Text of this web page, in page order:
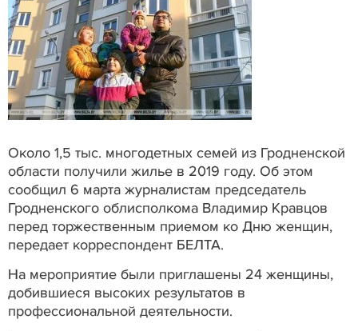
Около 1,5 тыс. многодетных семей из Гродненской
области получили жилье в 2019 году. Об этом
сообщил 6 марта журналистам председатель
Гродненского облисполкома Владимир Кравцов
перед торжественным приемом ко Дню женщин,
передает корреспондент БЕЛТА.
На мероприятие были приглашены 24 женщины,
добившиеся высоких результатов в
профессиональной деятельности.